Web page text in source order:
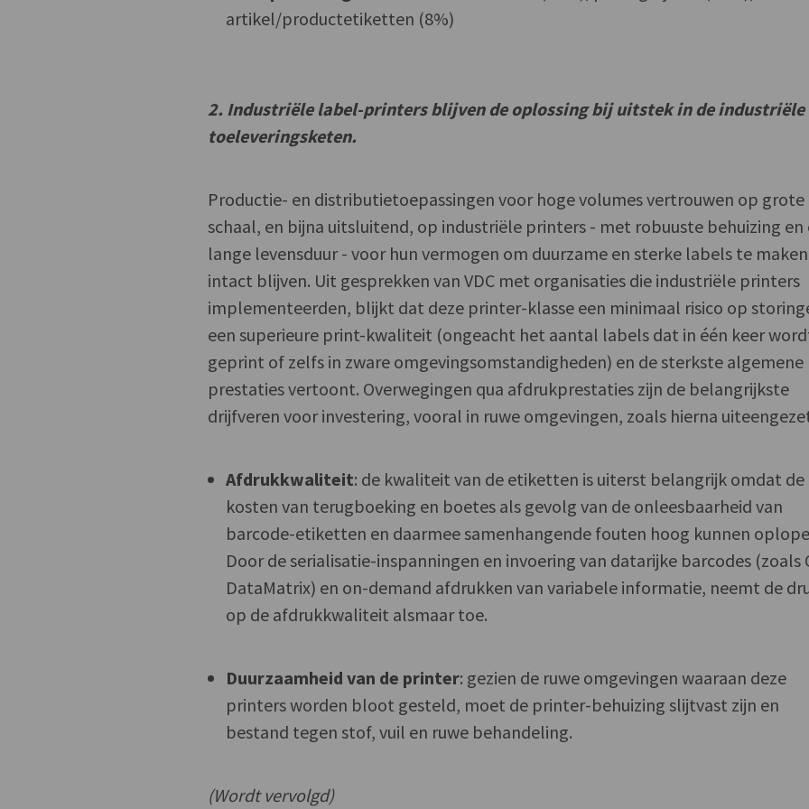
artikel/productetiketten (8%)
2. Industriële label-printers blijven de oplossing bij uitstek in de industriële
toeleveringsketen.
Productie- en distributietoepassingen voor hoge volumes vertrouwen op grote
schaal, en bijna uitsluitend, op industriële printers - met robuuste behuizing en
lange levensduur - voor hun vermogen om duurzame en sterke labels te
intact blijven. Uit gesprekken van VDC met organisaties die industriële printers
implementeerden, blijkt dat deze printer-klasse een minimaal risico op
een superieure print-kwaliteit (ongeacht het aantal labels dat in één keer
geprint of zelfs in zware omgevingsomstandigheden) en de sterkste algemene
prestaties vertoont. Overwegingen qua afdrukprestaties zijn de belangrijkste
drijfveren voor investering, vooral in ruwe omgevingen, zoals hierna
Afdrukkwaliteit: de kwaliteit van de etiketten is uiterst belangrijk omdat de
kosten van terugboeking en boetes als gevolg van de onleesbaarheid van
barcode-etiketten en daarmee samenhangende fouten hoog kunnen
Door de serialisatie-inspanningen en invoering van datarijke barcodes (zoals
DataMatrix) en on-demand afdrukken van variabele informatie, neemt de
op de afdrukkwaliteit alsmaar toe.
Duurzaamheid van de printer: gezien de ruwe omgevingen waaraan deze
printers worden bloot gesteld, moet de printer-behuizing slijtvast zijn en
bestand tegen stof, vuil en ruwe behandeling.
(Wordt vervolgd)